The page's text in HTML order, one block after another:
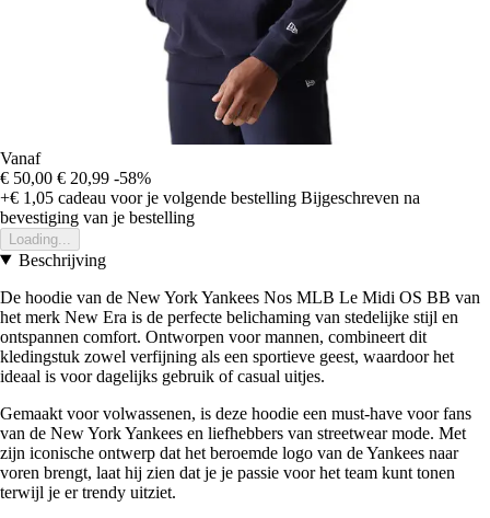
Vanaf
€ 50,00 € 20,99 -58%
+€ 1,05 cadeau voor je volgende bestelling Bijgeschreven na
bevestiging van je bestelling
Loading...
Beschrijving
De hoodie van de New York Yankees Nos MLB Le Midi OS BB van
het merk New Era is de perfecte belichaming van stedelijke stijl en
ontspannen comfort. Ontworpen voor mannen, combineert dit
kledingstuk zowel verfijning als een sportieve geest, waardoor het
ideaal is voor dagelijks gebruik of casual uitjes.
Gemaakt voor volwassenen, is deze hoodie een must-have voor fans
van de New York Yankees en liefhebbers van streetwear mode. Met
zijn iconische ontwerp dat het beroemde logo van de Yankees naar
voren brengt, laat hij zien dat je je passie voor het team kunt tonen
terwijl je er trendy uitziet.